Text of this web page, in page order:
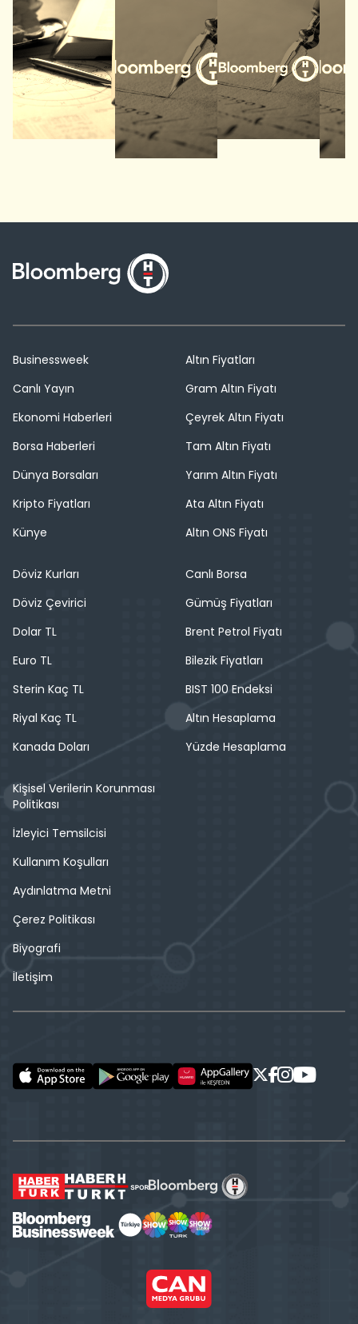
Businessweek
Canlı Yayın
Ekonomi Haberleri
Borsa Haberleri
Dünya Borsaları
Kripto Fiyatları
Künye
Altın Fiyatları
Gram Altın Fiyatı
Çeyrek Altın Fiyatı
Tam Altın Fiyatı
Yarım Altın Fiyatı
Ata Altın Fiyatı
Altın ONS Fiyatı
Döviz Kurları
Döviz Çevirici
Dolar TL
Euro TL
Sterin Kaç TL
Riyal Kaç TL
Kanada Doları
Canlı Borsa
Gümüş Fiyatları
Brent Petrol Fiyatı
Bilezik Fiyatları
BIST 100 Endeksi
Altın Hesaplama
Yüzde Hesaplama
Kişisel Verilerin Korunması
Politikası
İzleyici Temsilcisi
Kullanım Koşulları
Aydınlatma Metni
Çerez Politikası
Biyografi
İletişim